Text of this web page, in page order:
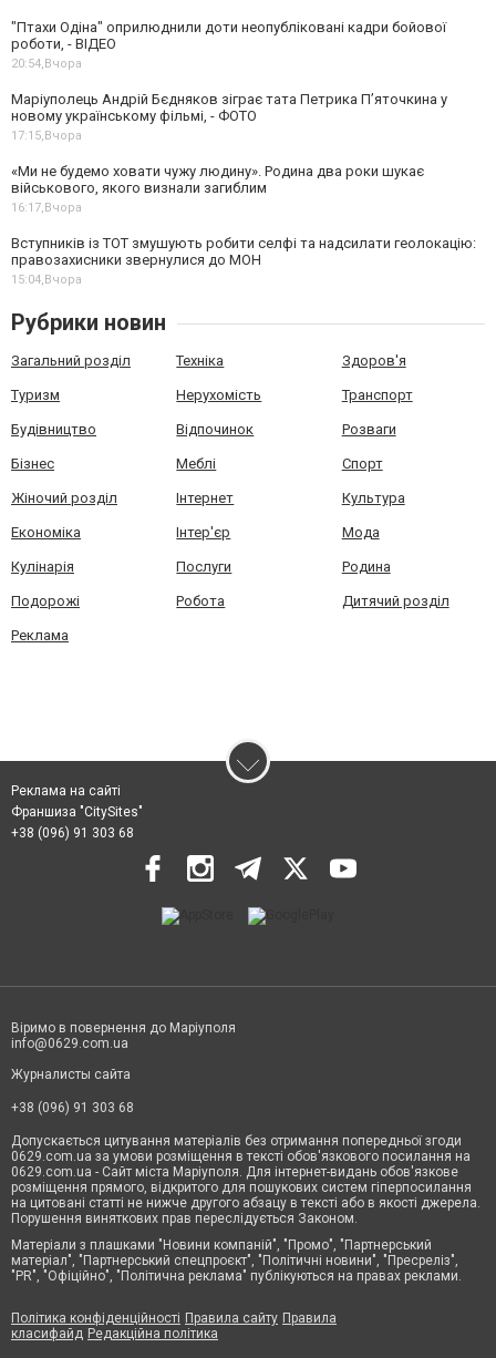
"Птахи Одіна" оприлюднили доти неопубліковані кадри бойової
роботи, - ВІДЕО
20:54,Вчора
Маріуполець Андрій Бєдняков зіграє тата Петрика П’яточкина у
новому українському фільмі, - ФОТО
17:15,Вчора
«Ми не будемо ховати чужу людину». Родина два роки шукає
військового, якого визнали загиблим
16:17,Вчора
Вступників із ТОТ змушують робити селфі та надсилати геолокацію:
правозахисники звернулися до МОН
15:04,Вчора
Рубрики новин
Загальний розділ Техніка Здоров'я
Туризм Нерухомість Транспорт
Будівництво Відпочинок Розваги
Бізнес Меблі Спорт
Жіночий розділ Інтернет Культура
Економіка Інтер'єр Мода
Кулінарія Послуги Родина
Подорожі Робота Дитячий розділ
Реклама
Реклама на сайті
Франшиза "CitySites"
+38 (096) 91 303 68
Віримо в повернення до Маріуполя
info@0629.com.ua
Журналисты сайта
+38 (096) 91 303 68
Допускається цитування матеріалів без отримання попередньої згоди
0629.com.ua за умови розміщення в тексті обов'язкового посилання на
0629.com.ua - Сайт міста Маріуполя. Для інтернет-видань обов'язкове
розміщення прямого, відкритого для пошукових систем гіперпосилання
на цитовані статті не нижче другого абзацу в тексті або в якості джерела.
Порушення виняткових прав переслідується Законом.
Матеріали з плашками "Новини компаній", "Промо", "Партнерський
матеріал", "Партнерський спецпроєкт", "Політичні новини", "Пресреліз",
"PR", "Офіційно", "Політична реклама" публікуються на правах реклами.
Політика конфіденційності Правила сайту Правила
класифайд Редакційна політика